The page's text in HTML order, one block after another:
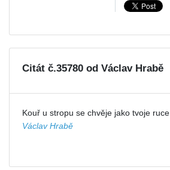
Citát č.35780 od Václav Hrabě
Kouř u stropu se chvěje jako tvoje ruce.
Václav Hrabě